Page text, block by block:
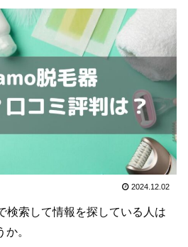
2024.12.02
検索して情報を探している人は
。